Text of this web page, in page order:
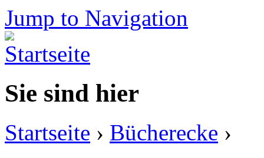
Jump to Navigation
Sie sind hier
Startseite › Bücherecke ›